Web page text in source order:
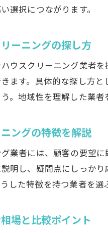
実績
ハウ
追加
自分
ハウ
ハウ
地域密着
地域
地元
地域
選択につながります。
ーニングの探し方
ウスクリーニング業者
ます。具体的な探し方
。地域性を理解した業
ングの特徴を解説
業者には、顧客の要望
明し、疑問点にしっか
した特徴を持つ業者を選
場と比較ポイント